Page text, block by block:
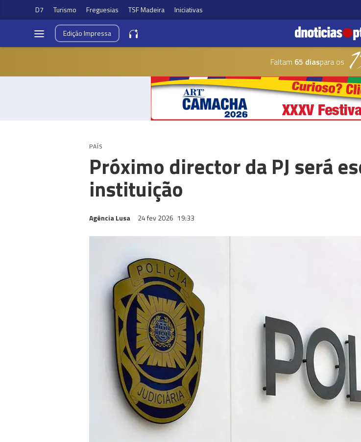
D7 Turismo Freguesias TSF Madeira Iniciativas
EdiçãoImpressa
Faltam 65 diaspara os
PAÍS
Próximo director da PJ será
instituição
Agência Lusa 24 fev 2026 19:33